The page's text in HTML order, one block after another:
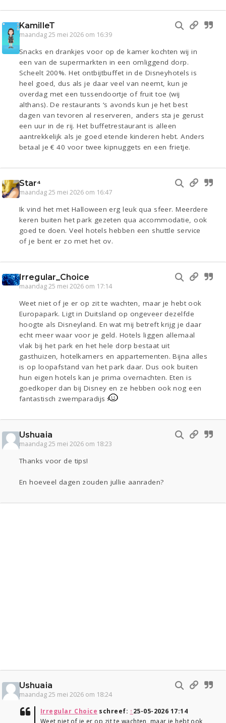
KamilleT
maandag 25 mei 2026 om 16:39
Snacks en drankjes voor op de kamer kochten wij in
een van de supermarkten in een omliggend dorp.
Scheelt 200%. Het ontbijtbuffet in de Disneyhotels is
heel goed, dus als je daar veel van neemt, kun je
overdag met een tussendoortje of fruit toe (wij
althans). De restaurants ‘s avonds kun je het best
dagen van tevoren al reserveren, anders sta je gerust
een uur in de rij. Het buffetrestaurant is alleen
aantrekkelijk als je goed etende kinderen hebt. Anders
betaal je € 40 voor twee kipnuggets en een frietje.
Star⁴
maandag 25 mei 2026 om 16:47
Ik vind het met Halloween erg leuk qua sfeer. Meerdere
keren buiten het park gezeten qua accommodatie, ook
goed te doen. Veel hotels hebben een shuttle service
of je bent er zo met het ov.
Irregular_Choice
maandag 25 mei 2026 om 17:14
Weet niet of je er op zit te wachten, maar je hebt ook
Europapark. Ligt in Duitsland op ongeveer dezelfde
hoogte als Disneyland. En wat mij betreft krijg je daar
echt meer waar voor je geld. Hotels liggen allemaal
vlak bij het park en het hele dorp bestaat uit
gasthuizen, hotelkamers en appartementen. Bijna alles
is op loopafstand van het park daar. Dus ook buiten
hun eigen hotels kan je prima overnachten. Eten is
goedkoper dan bij Disney en ze hebben ook nog een
fantastisch zwemparadijs
Ushuaia
maandag 25 mei 2026 om 18:23
Thanks voor de tips!
En hoeveel dagen zouden jullie aanraden?
Ushuaia
maandag 25 mei 2026 om 18:24
Irregular_Choice schreef: ↑25-05-2026 17:14